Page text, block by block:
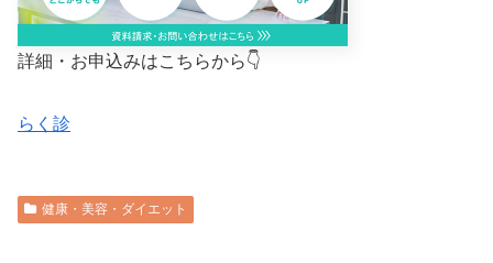
詳細・お申込みはこちらから👇
らく診
健康・美容・ダイエット